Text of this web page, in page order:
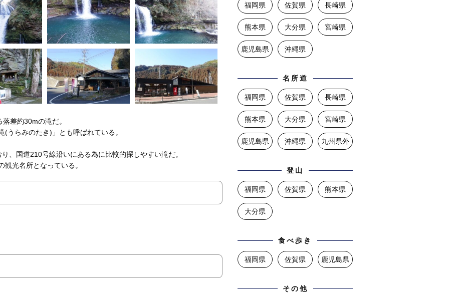
差約30mの滝だ。
うらみのたき)」とも呼ばれている。
、国道210号線沿いにある為に比較的探しやすい滝だ。
光名所となっている。
福岡県 佐賀県 長崎県
熊本県 大分県 宮崎県
鹿児島県 沖縄県
名所道
福岡県 佐賀県 長崎県
熊本県 大分県 宮崎県
鹿児島県 沖縄県 九州県外
登山
福岡県 佐賀県 熊本県
大分県
食べ歩き
福岡県 佐賀県 鹿児島県
その他